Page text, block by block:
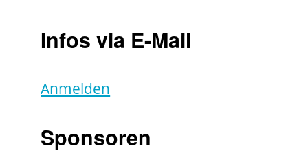
Infos via E-Mail
Anmelden
Sponsoren